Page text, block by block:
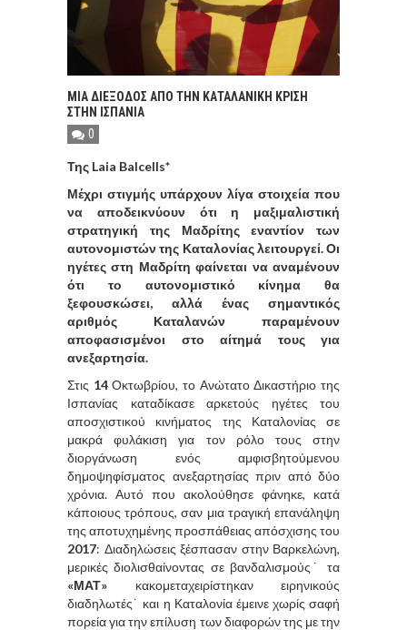
ΜΙΑ ΔΙΕΞΟΔΟΣ ΑΠΟ ΤΗΝ ΚΑΤΑΛΑΝΙΚΗ ΚΡΙΣΗ
ΣΤΗΝ ΙΣΠΑΝΙΑ
0
Της Laia Balcells*
Μέχρι στιγμής υπάρχουν λίγα στοιχεία που
να αποδεικνύουν ότι η μαξιμαλιστική
στρατηγική της Μαδρίτης εναντίον των
αυτονομιστών της Καταλονίας λειτουργεί. Οι
ηγέτες στη Μαδρίτη φαίνεται να αναμένουν
ότι το αυτονομιστικό κίνημα θα
ξεφουσκώσει, αλλά ένας σημαντικός
αριθμός Καταλανών παραμένουν
αποφασισμένοι στο αίτημά τους για
ανεξαρτησία.
Στις 14Οκτωβρίου, το Ανώτατο Δικαστήριο της
Ισπανίας καταδίκασε αρκετούς ηγέτες του
αποσχιστικού κινήματος της Καταλονίας σε
μακρά φυλάκιση για τον ρόλο τους στην
διοργάνωση ενός αμφισβητούμενου
δημοψηφίσματος ανεξαρτησίας πριν από δύο
χρόνια. Αυτό που ακολούθησε φάνηκε, κατά
κάποιους τρόπους, σαν μια τραγική επανάληψη
της αποτυχημένης προσπάθειας απόσχισης του
2017: Διαδηλώσεις ξέσπασαν στην Βαρκελώνη,
μερικές διολισθαίνοντας σε βανδαλισμούς˙ τα
«ΜΑΤ» κακομεταχειρίστηκαν ειρηνικούς
διαδηλωτές˙ και η Καταλονία έμεινε χωρίς σαφή
πορεία για την επίλυση των διαφορών της με την